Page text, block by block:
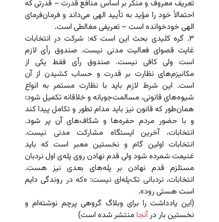
تعریف معروف و منکر بر اساس منافع قدرت – قدرتی که
احتمالاً‌ خود را مؤید به تأیید الهی می‌داند و فرمان‌فرمای
الهی خودخوانده است – تعریفی مغالطی است.
۳. گره کلیدی بحث این است که: شرکت در انتخابات
غایت قصوای فعالیت مدنی نیست. صندوق رأی لازم
است ولی کافی نیست. صندوق رأی فقط یکی از
مکانیزم‌های نظارت بر قدرت و حساب کشیدن از آن
است. این شرط لازم باید با نظارت مستمر به انواع
شیوه‌های قانونی،‌ مسالمت‌جویانه و خلاقانه تکمیل شود؛
همان‌طور که قانون نیز باید مدام تطور و تکامل پیدا کند
و با حضور مردم حفره‌ها و شکاف‌های آن پر شود.
انتخابات، آخرین ایستگاه مشارکت مدنی نیست.
انتخابات اولین گام و نخستین معبر است که باید
غنیمت شمرده شود ولی قدم نهادن روی پله‌ی اول نردبان
مستلزم قدم نهادن بر پله‌های بعدی نیز هست.
انتخابات،‌ نردبانی تک‌پله‌ای نیست: «که در روندگی دایم
است هستی رود».
(این یادداشت را برای وبلاگ گروهی پرچم نوشته‌ام و
نخستین بار درآنجا منتشر شده است)